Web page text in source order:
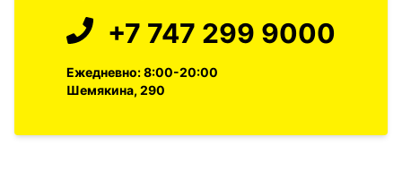
+7 747 299 9000
Ежедневно: 8:00-20:00
Шемякина, 290